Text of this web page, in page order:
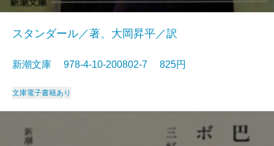
スタンダール／著、大岡昇平／訳
新潮文庫 978-4-10-200802-7 825円
文庫電子書籍あり